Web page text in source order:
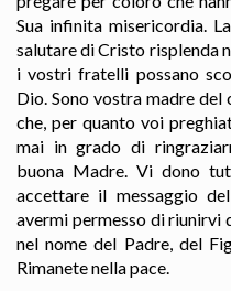
Sua infinita misericordia.
salutare di Cristo risplenda
i vostri fratelli possano
Dio. Sono vostra madre
che, per quanto voi
mai in grado di
buona Madre. Vi dono
accettare il messaggio
avermi permesso di riunirvi
nel nome del Padre, del
Rimanete nella pace.